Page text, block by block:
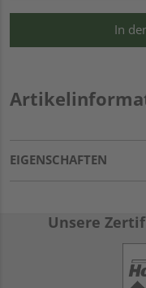
In
EIGENSCHAFTEN
Unsere